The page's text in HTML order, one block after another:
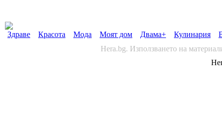
Здраве Красота Мода Моят дом Двама+ Кулинария
Hera.bg. Използването на